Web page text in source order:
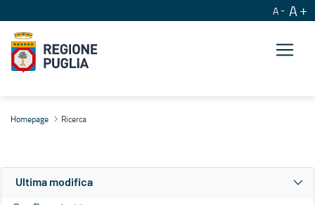
A A
Homepage Ricerca
Ultima modifica